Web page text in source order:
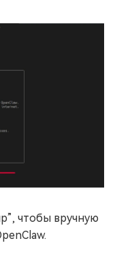
чтобы вручную